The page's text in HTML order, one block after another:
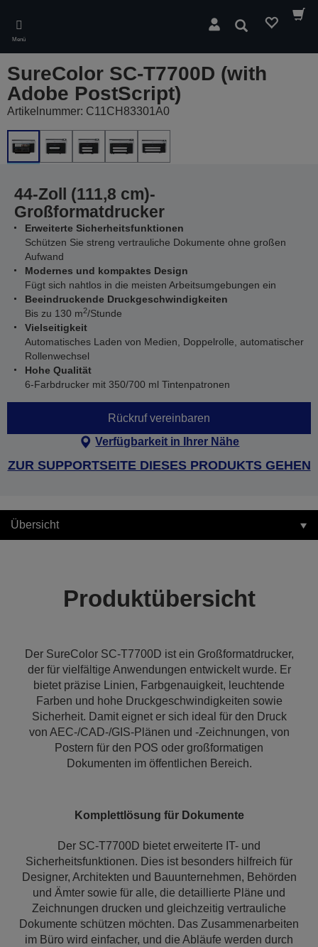
main
content
Menü
Suchen
SureColor SC-T7700D (with
Adobe PostScript)
Artikelnummer: C11CH83301A0
44-Zoll (111,8 cm)-
Großformatdrucker
Erweiterte Sicherheitsfunktionen
Schützen Sie streng vertrauliche Dokumente ohne großen
Aufwand
Modernes und kompaktes Design
Fügt sich nahtlos in die meisten Arbeitsumgebungen ein
Beeindruckende Druckgeschwindigkeiten
Bis zu 130 m2/Stunde
Vielseitigkeit
Automatisches Laden von Medien, Doppelrolle, automatischer
Rollenwechsel
Hohe Qualität
6-Farbdrucker mit 350/700 ml Tintenpatronen
Rückruf vereinbaren
Verfügbarkeit in Ihrer Nähe
ZUR SUPPORTSEITE DIESES PRODUKTS GEHEN
Übersicht
Produktübersicht
Der SureColor SC-T7700D ist ein Großformatdrucker,
der für vielfältige Anwendungen entwickelt wurde. Er
bietet präzise Linien, Farbgenauigkeit, leuchtende
Farben und hohe Druckgeschwindigkeiten sowie
Sicherheit. Damit eignet er sich ideal für den Druck
von AEC-/CAD-/GIS-Plänen und -Zeichnungen, von
Postern für den POS oder großformatigen
Dokumenten im öffentlichen Bereich.
Komplettlösung für Dokumente
Der SC-T7700D bietet erweiterte IT- und
Sicherheitsfunktionen. Dies ist besonders hilfreich für
Designer, Architekten und Bauunternehmen, Behörden
und Ämter sowie für alle, die detaillierte Pläne und
Zeichnungen drucken und gleichzeitig vertrauliche
Dokumente schützen möchten. Das Zusammenarbeiten
im Büro wird einfacher, und die Abläufe werden durch